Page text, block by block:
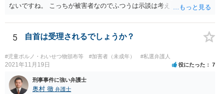
ないですね。 こっちが被害者なのでふつうは示談は考えません。 少年
5 自首は受理されるでしょうか？
#児童ポルノ・わいせつ物頒布等 #加害者（未成年） #私選弁護人
2021年11月19日 役にたった 7
刑事事件に強い弁護士
奥村 徹 弁護士